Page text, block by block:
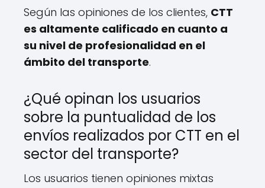
Según las opiniones de los clientes, CTT
es altamente calificado en cuanto a
su nivel de profesionalidad en el
ámbito del transporte.
¿Qué opinan los usuarios
sobre la puntualidad de los
envíos realizados por CTT en el
sector del transporte?
Los usuarios tienen opiniones mixtas